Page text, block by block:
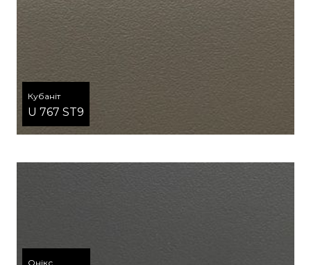
Кубаніт
U 767 ST9
Онікс